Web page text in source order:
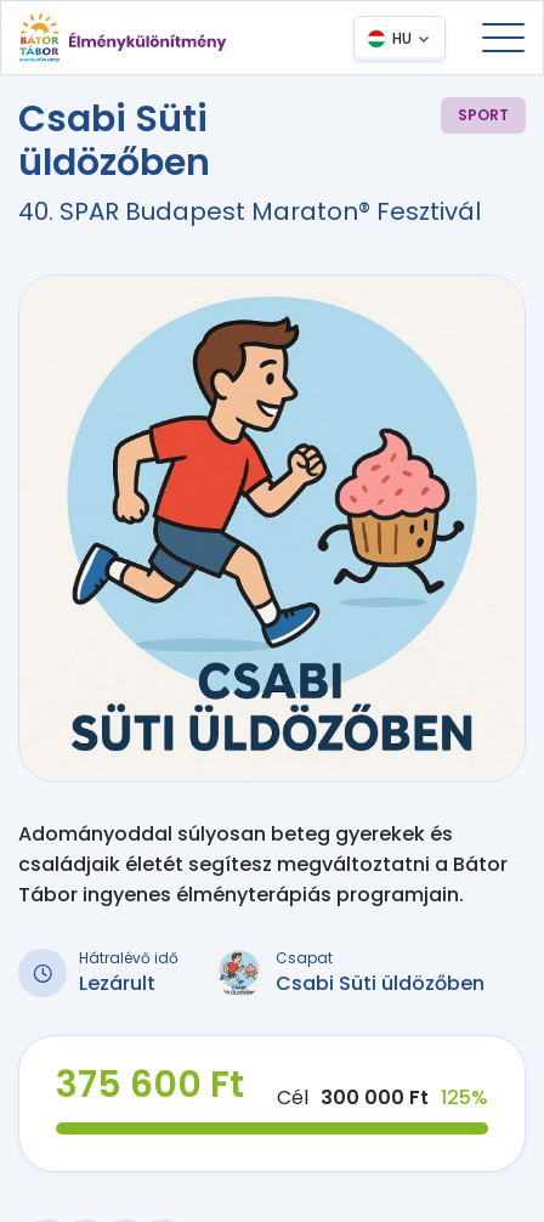
HU
Csabi Süti
üldözőben
SPORT
40. SPAR Budapest Maraton® Fesztivál
Adományoddal súlyosan beteg gyerekek és
családjaik életét segítesz megváltoztatni a Bátor
Tábor ingyenes élményterápiás programjain.
Hátralévő idő
Lezárult
Csapat
Csabi Süti üldözőben
375 600 Ft Cél 300 000 Ft 125%